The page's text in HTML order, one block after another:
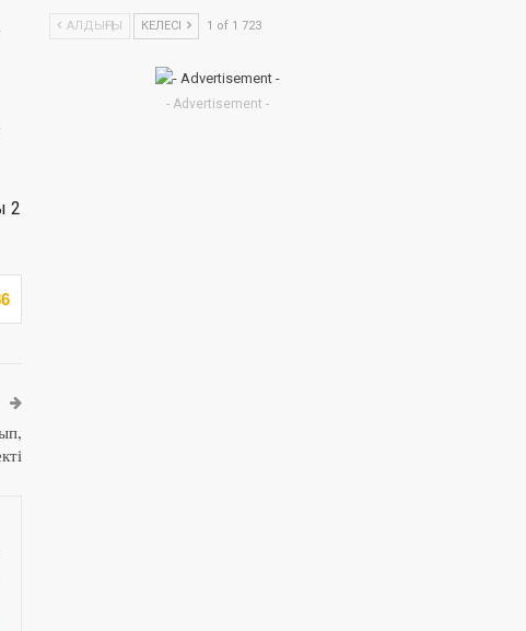
2
АЛДЫҢҒЫ КЕЛЕСІ 1 of 1 723
- Advertisement -